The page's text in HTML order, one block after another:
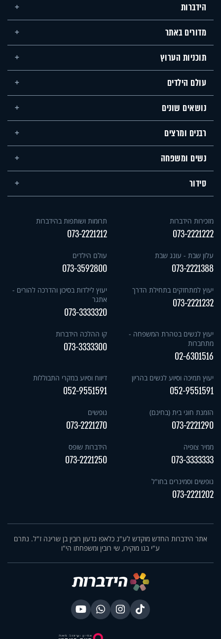
הידברות
מדורים באתר
תוכניות הערוץ
עולם הילדים
נושאים שונים
רבנים ומרצים
נשים ומשפחה
סידור
מזכירות הידברות
073-2221222
תרומות ושותפות בהידברות
073-2221212
עלון שבת - עונג שבת
073-2221388
עולם הילדים
073-3592800
יעוץ למתחזקים בתחילת הדרך
073-2221232
יעוץ לילדות בסיכון והדרכה להורים -
אתגר
073-3333320
יעוץ לנשים בטהרת המשפחה -
מתחברות
02-6301516
קו ההלכה הידברות
073-3333300
יעוץ תמיכה וסיוע לנשים בהריון
052-9551591
דיווח וסיוע במקרי התבוללות
052-9551591
הזמנת חוגי בית (בחינם)
073-2221290
נופשים
073-2221270
ממיר צופיה
073-3333333
הידברות שופס
073-2221250
נופשים וסמינרים בחו"ל
073-2221202
אתר הידברות החדש מוקדש לע"נ כלאפו גדעון רובין בן שרינה ז"ל. נתרם
ע"י בנו מוקירו, שי רובין ומשפחתו הי"ו